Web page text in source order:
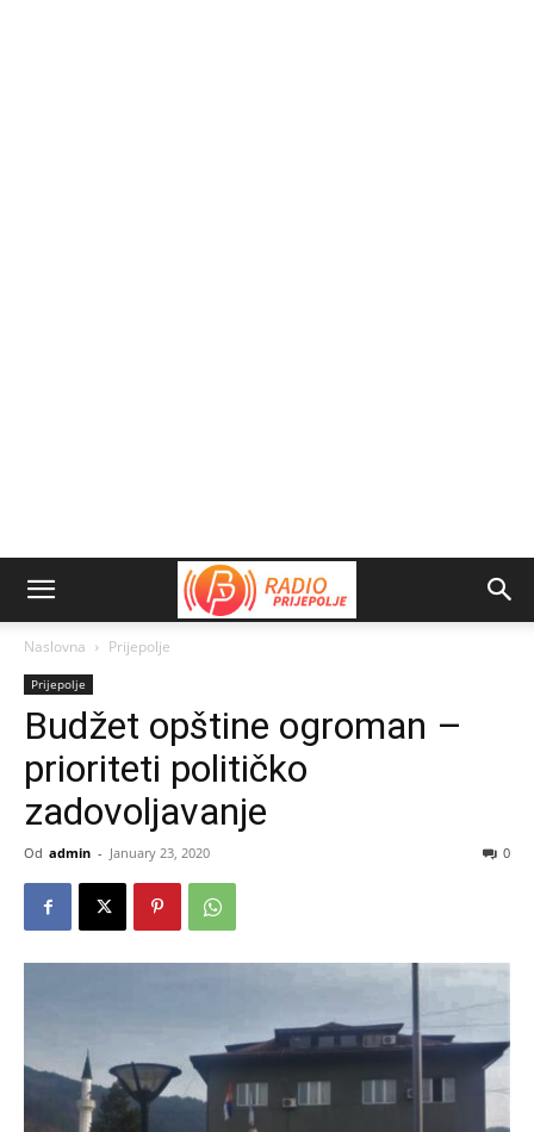
Naslovna Prijepolje
Prijepolje
Budžet opštine ogroman –
prioriteti političko
zadovoljavanje
Od admin - January 23, 2020 0